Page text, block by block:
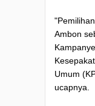
Ambon
Umum
ucapnya.